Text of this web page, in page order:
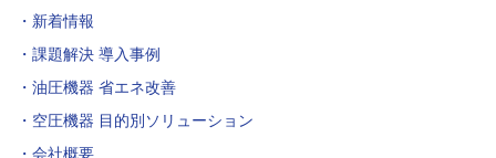
新着情報
課題解決 導入事例
油圧機器 省エネ改善
空圧機器 目的別ソリューション
会社概要